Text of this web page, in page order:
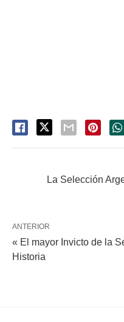
La Selección
ANTERIOR
« El mayor Invicto de la
Historia